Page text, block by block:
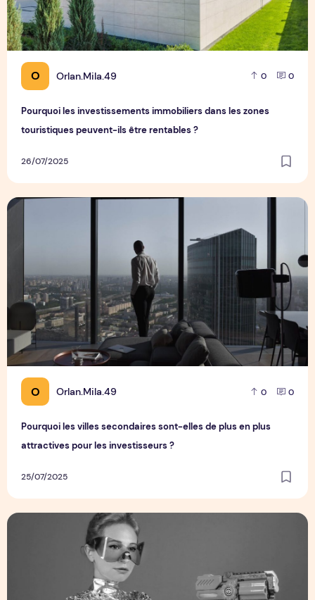
O Orlan.Mila.49 0 0
Pourquoi les investissements immobiliers dans les zones
touristiques peuvent-ils être rentables ?
26/07/2025
O Orlan.Mila.49 0 0
Pourquoi les villes secondaires sont-elles de plus en plus
attractives pour les investisseurs ?
25/07/2025
Pourquoi les villes secondaires sont-elles de plus en plus
Quels sont les avantages de l'immobilier en SCPI pour les